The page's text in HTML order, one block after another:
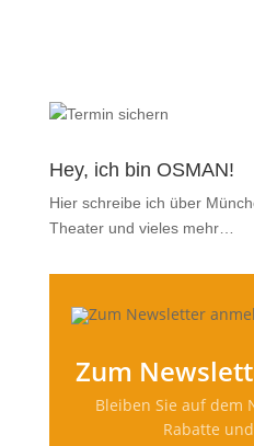
Hey, ich bin OSMAN!
Hier schreibe ich über
Theater und vieles mehr…
Zum
Bleiben Sie auf dem
Rabatte